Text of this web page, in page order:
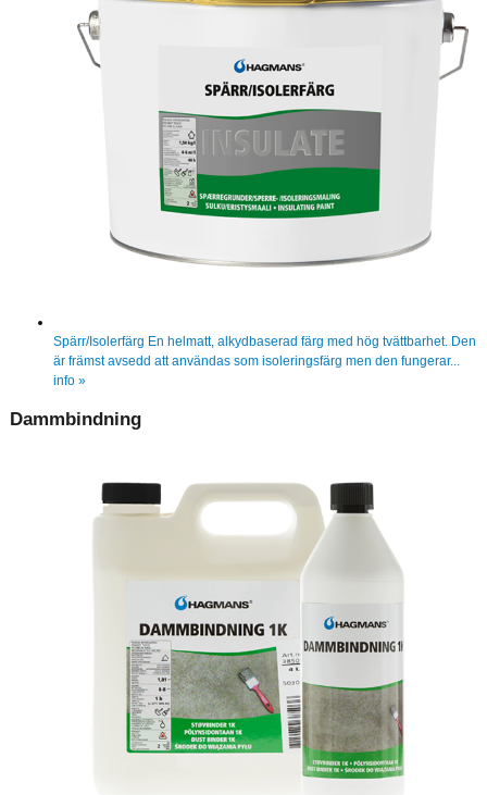
Spärr/Isolerfärg En helmatt, alkydbaserad färg med hög tvättbarhet. Den
är främst avsedd att användas som isoleringsfärg men den fungerar...
info »
Dammbindning